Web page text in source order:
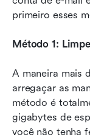
primeiro esses
Método 1:
A maneira mais
arregaçar as
método é
gigabytes de
você não tenha